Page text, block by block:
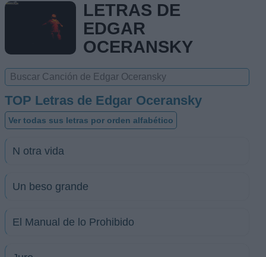
LETRAS DE
EDGAR
OCERANSKY
TOP Letras de Edgar Oceransky
Ver todas sus letras por orden alfabético
N otra vida
Un beso grande
El Manual de lo Prohibido